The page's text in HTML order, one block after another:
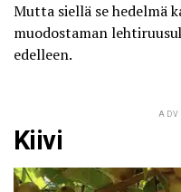
Mutta siellä se hedelmä
muodostaman
edelleen.
Kiivi